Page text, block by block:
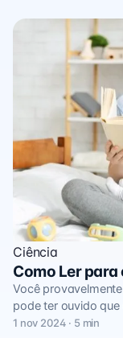
Ciência
Como Ler para
Você
pode ter ouvido
1 nov 2024 · 5 min